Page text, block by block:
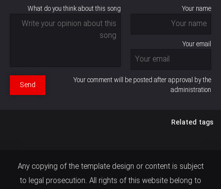
Your name
Your email
What do you think about this song
Your comment will be posted after approval by the
administration
Send
Related tags
Any copying of the template design or content is subject
to legal prosecution. All rights of this website belong to